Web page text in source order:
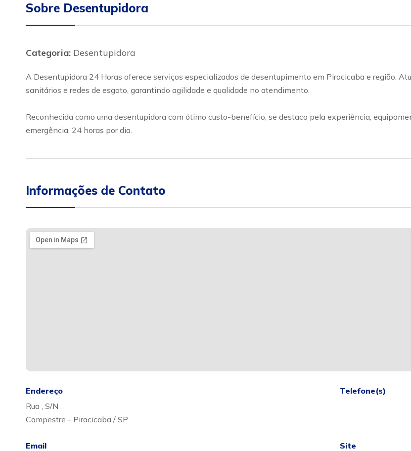
Sobre Desentupidora
Categoria: Desentupidora
A Desentupidora 24 Horas oferece serviços especializados de desentupimento em Piracicaba e região.
sanitários e redes de esgoto, garantindo agilidade e qualidade no atendimento.
Reconhecida como uma desentupidora com ótimo custo-benefício, se destaca pela experiência,
emergência, 24 horas por dia.
Informações de Contato
Endereço
Rua , S/N
Campestre - Piracicaba / SP
Telefone(s)
Email Site